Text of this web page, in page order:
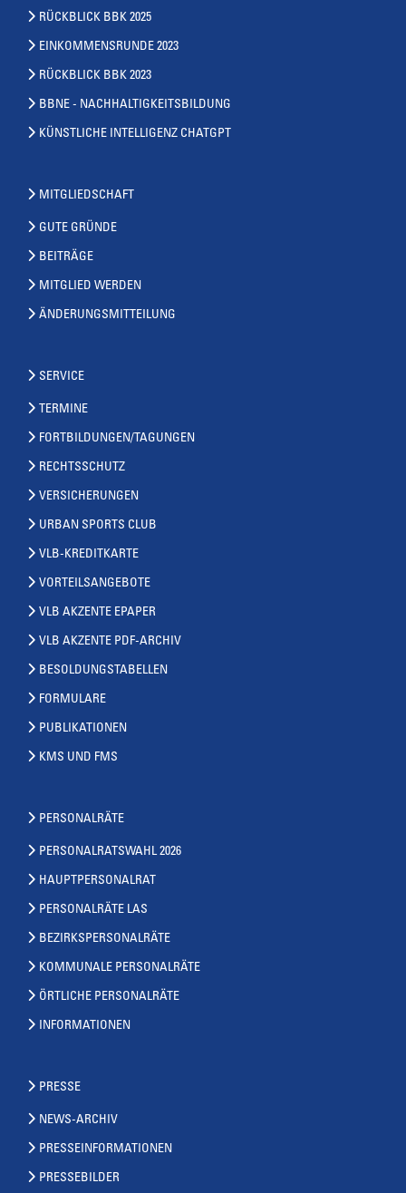
RÜCKBLICK BBK 2025
EINKOMMENSRUNDE 2023
RÜCKBLICK BBK 2023
BBNE - NACHHALTIGKEITSBILDUNG
KÜNSTLICHE INTELLIGENZ CHATGPT
MITGLIEDSCHAFT
GUTE GRÜNDE
BEITRÄGE
MITGLIED WERDEN
ÄNDERUNGSMITTEILUNG
SERVICE
TERMINE
FORTBILDUNGEN/TAGUNGEN
RECHTSSCHUTZ
VERSICHERUNGEN
URBAN SPORTS CLUB
VLB-KREDITKARTE
VORTEILSANGEBOTE
VLB AKZENTE EPAPER
VLB AKZENTE PDF-ARCHIV
BESOLDUNGSTABELLEN
FORMULARE
PUBLIKATIONEN
KMS UND FMS
PERSONALRÄTE
PERSONALRATSWAHL 2026
HAUPTPERSONALRAT
PERSONALRÄTE LAS
BEZIRKSPERSONALRÄTE
KOMMUNALE PERSONALRÄTE
ÖRTLICHE PERSONALRÄTE
INFORMATIONEN
PRESSE
NEWS-ARCHIV
PRESSEINFORMATIONEN
PRESSEBILDER